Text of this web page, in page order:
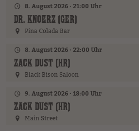
8. August 2026 · 21:00 Uhr
DR. KNOERZ (GER)
Pina Colada Bar
8. August 2026 · 22:00 Uhr
ZACK DUST (HR)
Black Bison Saloon
9. August 2026 · 18:00 Uhr
ZACK DUST (HR)
Main Street